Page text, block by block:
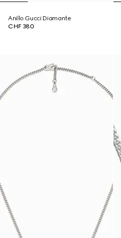
Anillo Gucci Diamante
CHF 380